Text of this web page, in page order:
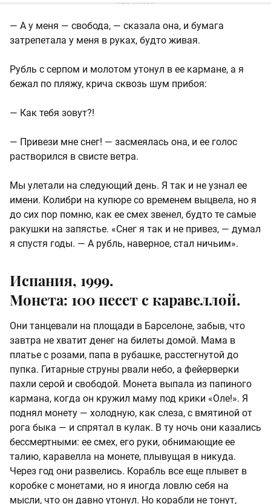
— А у меня — свобода, — сказала она, и бумага
затрепетала у меня в руках, будто живая.
Рубль с серпом и молотом утонул в ее кармане, а я
бежал по пляжу, крича сквозь шум прибоя:
— Как тебя зовут?!
— Привези мне снег! — засмеялась она, и ее голос
растворился в свисте ветра.
Мы улетали на следующий день. Я так и не узнал ее
имени. Колибри на купюре со временем выцвела, но я
до сих пор помню, как ее смех звенел, будто те самые
ракушки на запястье. «Снег я так и не привез, — думал
я спустя годы. — А рубль, наверное, стал ничьим».
Испания, 1999.
Монета: 100 песет с каравеллой.
Они танцевали на площади в Барселоне, забыв, что
завтра не хватит денег на билеты домой. Мама в
платье с розами, папа в рубашке, расстегнутой до
пупка. Гитарные струны рвали небо, а фейерверки
пахли серой и свободой. Монета выпала из папиного
кармана, когда он кружил маму под крики «Оле!». Я
поднял монету — холодную, как слеза, с вмятиной от
рога быка — и спрятал в кулак. В ту ночь они казались
бессмертными: ее смех, его руки, обнимающие ее
талию, каравелла на монете, плывущая в никуда.
Через год они развелись. Корабль все еще плывет в
коробке с монетами, но я иногда ловлю себя на
мысли, что он давно утонул. Но корабли не тонут,